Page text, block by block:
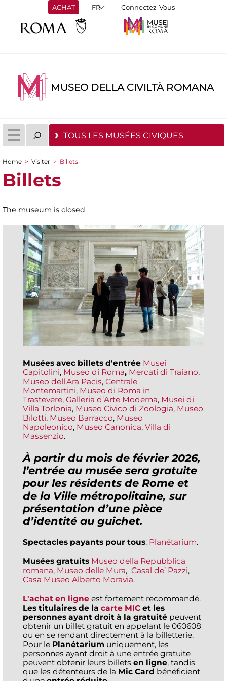
ACHAT Connectez-Vous
MUSEO DELLA CIVILTÀ ROMANA
TOUS LES MUSÉES CIVIQUES
You are here
Home > Visiter > Billets
Billets
The museum is closed.
Musées avec billets d'entrée Musei
Capitolini, Museo di Roma, Mercati di Traiano,
Museo dell'Ara Pacis, Centrale
Montemartini, Museo di Roma in
Trastevere, Galleria d’Arte Moderna, Musei di
Villa Torlonia, Museo Civico di Zoologia, Museo
Bilotti, Museo Barracco, Museo
Napoleonico, Museo Canonica, Villa di
Massenzio.
À partir du mois de février 2026,
l’entrée au musée sera gratuite
pour les résidents de Rome et
de la Ville métropolitaine, sur
présentation d’une pièce
d’identité au guichet.
Spectacles payants pour tous: Planétarium.
Musées gratuits Museo della Repubblica
romana, Museo delle Mura, Casal de’ Pazzi,
Casa Museo Alberto Moravia.
L'achat en ligne est fortement recommandé.
Les titulaires de la carte MIC et les
personnes ayant droit à la gratuité peuvent
obtenir un billet gratuit en appelant le 060608
ou en se rendant directement à la billetterie.
Pour le Planétarium uniquement, les
personnes ayant droit à une entrée gratuite
peuvent obtenir leurs billets en ligne, tandis
que les détenteurs de la Mic Card bénéficient